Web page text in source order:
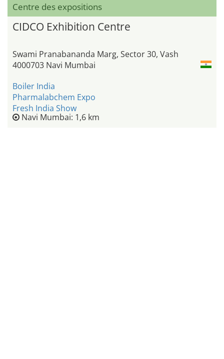
Centre des expositions
CIDCO Exhibition Centre
Swami Pranabananda Marg, Sector 30, Vash
4000703 Navi Mumbai
Boiler India
Pharmalabchem Expo
Fresh India Show
Navi Mumbai: 1,6 km